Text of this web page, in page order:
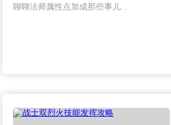
聊聊法师属性点加成那些事儿...